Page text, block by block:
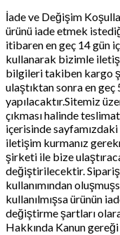
İade ve Değişim
ürünü iade etmek
itibaren en geç 14 gün
kullanarak bizimle
bilgileri takiben kargo
ulaştıktan sonra en
yapılacaktır.Sitemiz
çıkması halinde
içerisinde
iletişim kurmanız
şirketi ile bize
değiştirilecektir. Sipariş
kullanımından
kullanılmışsa ürünün
değiştirme şartları
Hakkında Kanun